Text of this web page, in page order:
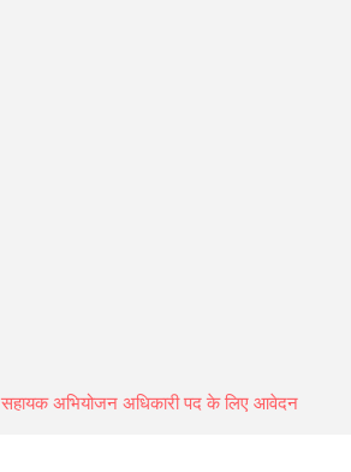
सहायक अभियोजन अधिकारी पद के लिए आवेदन